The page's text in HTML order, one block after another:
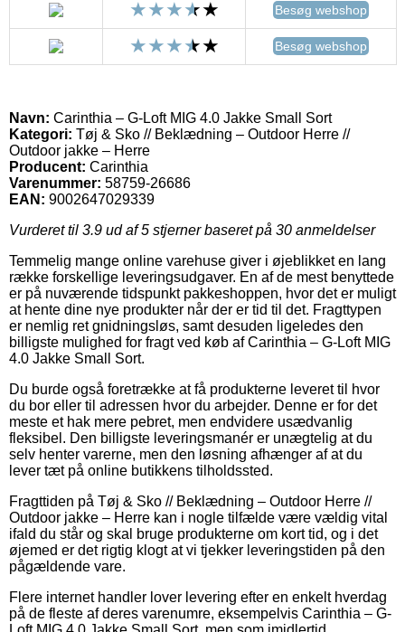
Besøg webshop
Besøg webshop
Navn: Carinthia – G-Loft MIG 4.0 Jakke Small Sort
Kategori: Tøj & Sko // Beklædning – Outdoor Herre //
Outdoor jakke – Herre
Producent: Carinthia
Varenummer: 58759-26686
EAN: 9002647029339
Vurderet til 3.9 ud af 5 stjerner baseret på 30 anmeldelser
Temmelig mange online varehuse giver i øjeblikket en lang
række forskellige leveringsudgaver. En af de mest benyttede
er på nuværende tidspunkt pakkeshoppen, hvor det er muligt
at hente dine nye produkter når der er tid til det. Fragttypen
er nemlig ret gnidningsløs, samt desuden ligeledes den
billigste mulighed for fragt ved køb af Carinthia – G-Loft MIG
4.0 Jakke Small Sort.
Du burde også foretrække at få produkterne leveret til hvor
du bor eller til adressen hvor du arbejder. Denne er for det
meste et hak mere pebret, men endvidere usædvanlig
fleksibel. Den billigste leveringsmanér er unægtelig at du
selv henter varerne, men den løsning afhænger af at du
lever tæt på online butikkens tilholdssted.
Fragttiden på Tøj & Sko // Beklædning – Outdoor Herre //
Outdoor jakke – Herre kan i nogle tilfælde være vældig vital
ifald du står og skal bruge produkterne om kort tid, og i det
øjemed er det rigtig klogt at vi tjekker leveringstiden på den
pågældende vare.
Flere internet handler lover levering efter en enkelt hverdag
på de fleste af deres varenumre, eksempelvis Carinthia – G-